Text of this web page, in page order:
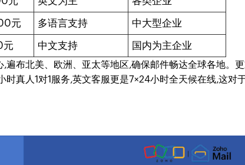
元 多语言支持
中大型企业
中文支持 国内为主企业
,遍布北美、欧洲、亚太等地区,确保邮件畅达全球各地。
真人1对1服务,英文客服更是7×24小时全天候在线,这对